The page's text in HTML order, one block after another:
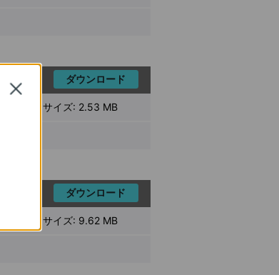
ダウンロード
ファイル サイズ: 2.53 MB
ダウンロード
ファイル サイズ: 9.62 MB
Close